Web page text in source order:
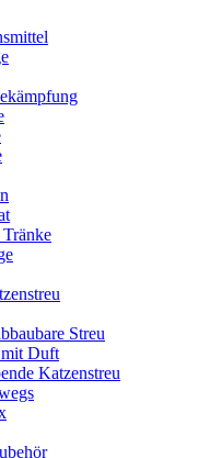
Streu
mit Duft
Katzenstreu